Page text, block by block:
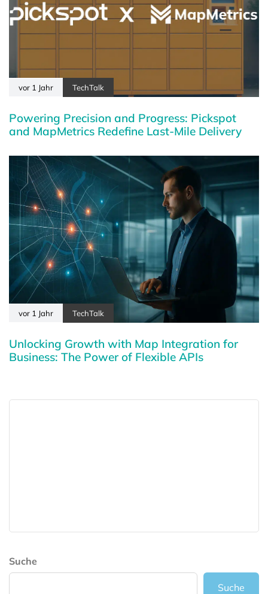
vor 1 Jahr TechTalk
Powering Precision and Progress: Pickspot
and MapMetrics Redefine Last-Mile Delivery
vor 1 Jahr TechTalk
Unlocking Growth with Map Integration for
Business: The Power of Flexible APIs
Suche
Suche